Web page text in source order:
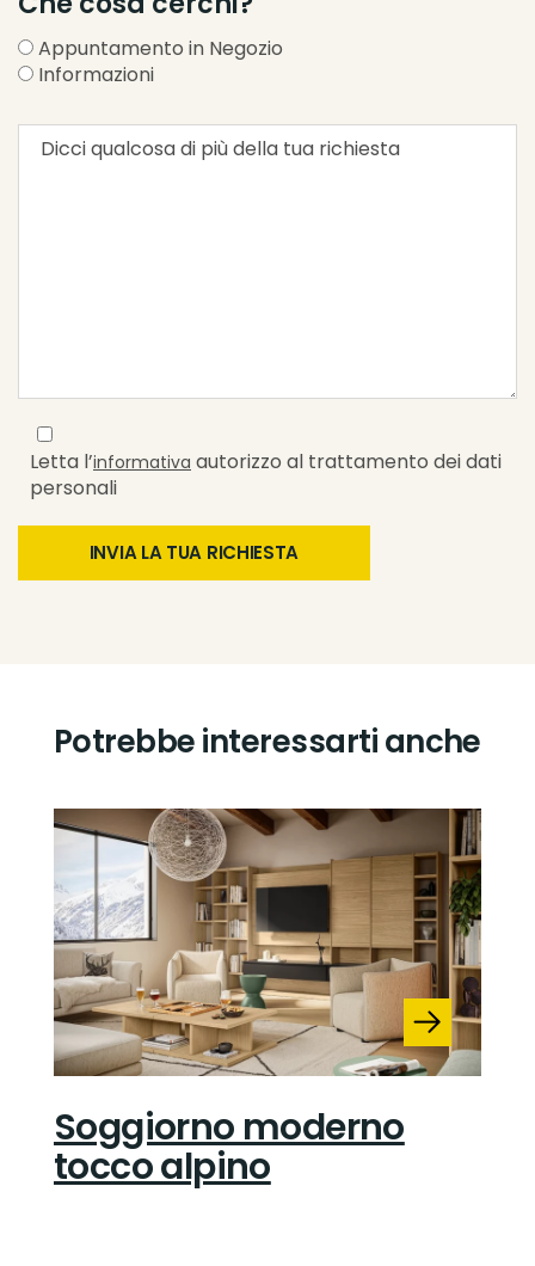
Appuntamento in Negozio
Informazioni
Letta l’informativa autorizzo al trattamento dei dati
personali
Potrebbe interessarti anche
Soggiorno moderno
tocco alpino